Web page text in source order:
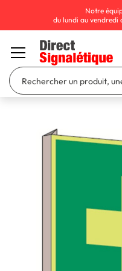
Notre
du lundi au vendredi